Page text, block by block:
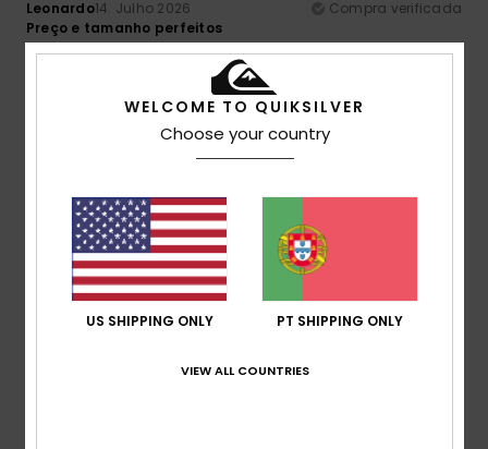
Leonardo14. Julho 2026
Compra verificada
Preço e tamanho perfeitos
Mostrar original - Francês
Relação qualidade/preço
Material: 5/5 Cor
5/5
Jean Pierre14. Julho 2026
É bonito e está em promoção
Conforto: 5/5 Relação qualidade/preço: 4/5 Tamanho
WELCOME TO QUIKSILVER
Choose your country
US SHIPPING ONLY PT SHIPPING ONLY
VIEW ALL COUNTRIES